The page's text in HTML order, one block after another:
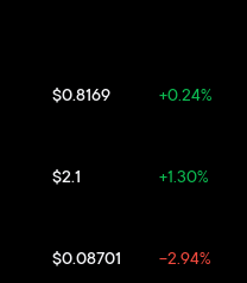
$0.8169 +0.24%
$2.1 +1.30%
$0.08701 -2.94%